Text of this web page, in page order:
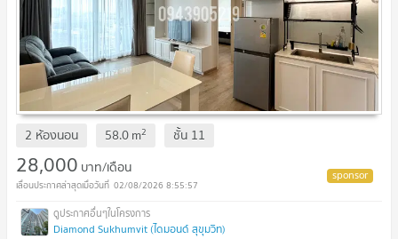
2 ห้องนอน 58.0m2 ชั้น 11
28,000 บาท/เดือน
02/08/2026 8:55:57
Diamond Sukhumvit (ไดมอนด์ สุขุมวิท)